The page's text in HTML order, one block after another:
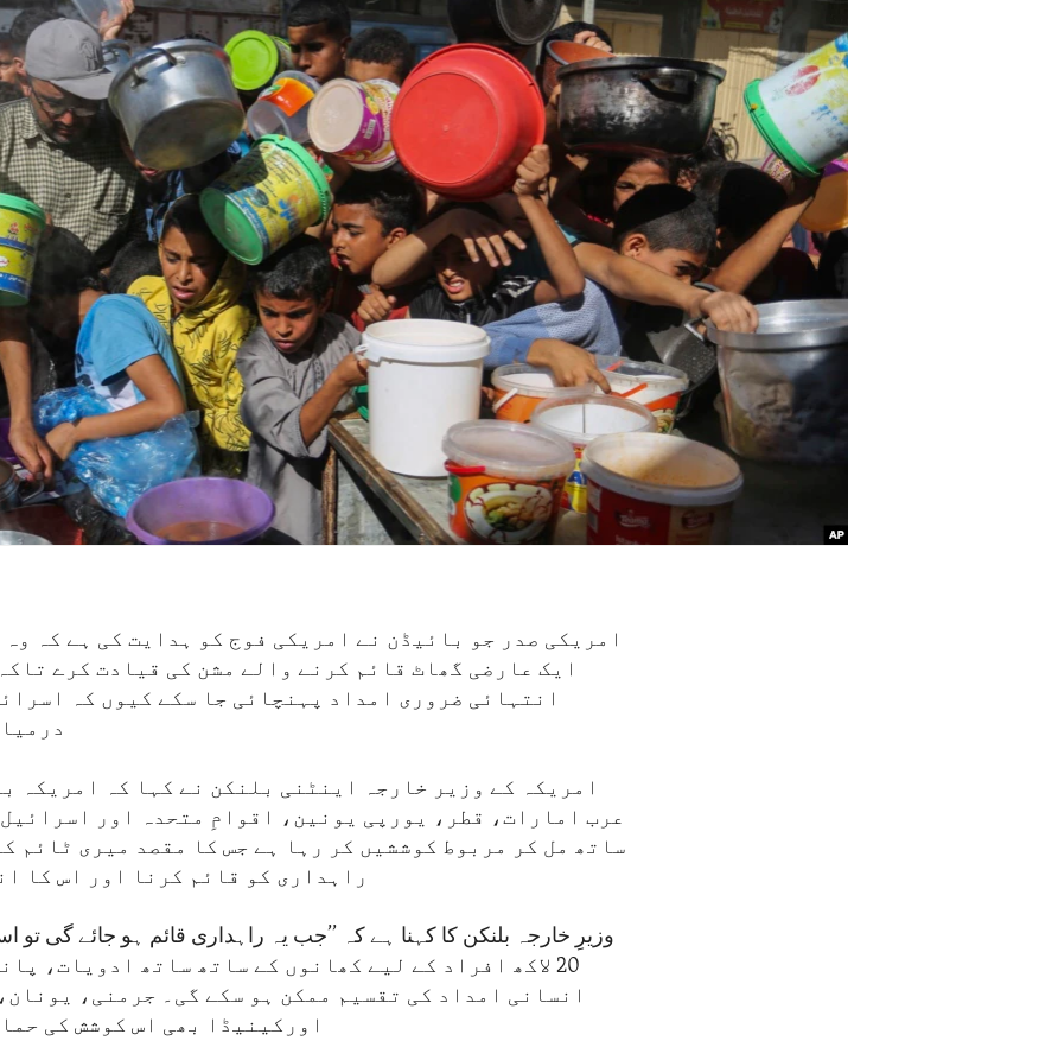
امریکی صدر جو بائیڈن نے امریکی فوج کو ہدایت کی ہے کہ وہ
ایک عارضی گھاٹ قائم کرنے والے مشن کی قیادت کرے
انتہائی ضروری امداد پہنچائی جا سکے کیوں کہ
امریکہ کے وزیر خارجہ اینٹنی بلنکن نے کہا کہ امریکہ
عرب امارات، قطر، یورپی یونین، اقوامِ متحدہ اور
ساتھ مل کر مربوط کوششیں کر رہا ہے جس کا مقصد میری ٹائم
راہداری کو قائم کرنا اور اس کا
وزیرِ خارجہ بلنکن کا کہنا ہے کہ ’’جب یہ راہداری قائم ہو جائے گی تو
20 لاکھ افراد کے لیے کھانوں کے ساتھ ساتھ ادویات،
انسانی امداد کی تقسیم ممکن ہو سکے گی۔ جرمنی،
اورکینیڈا بھی اس کوشش کی